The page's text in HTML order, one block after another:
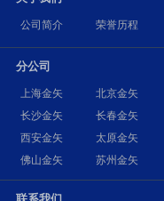
公司简介 荣誉历程
分公司
上海金矢 北京金矢
长沙金矢
长春金矢
西安金矢
太原金矢
佛山金矢
苏州金矢